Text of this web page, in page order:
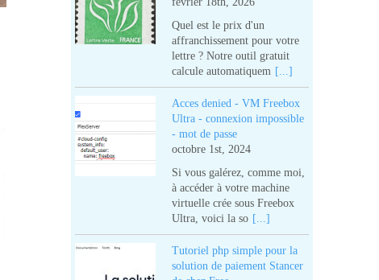
Quel est le prix d'un
affranchissement pour votre
lettre ? Notre outil gratuit
calcule automatiquem [...]
Acces denied - VM Freebox
Ultra - connexion impossible
- mot de passe
octobre 1st, 2024
Si vous galérez, comme moi,
à accéder à votre machine
virtuelle crée sous Freebox
Ultra, voici la so [...]
Tutoriel php simple pour la
solution de paiement Stancer